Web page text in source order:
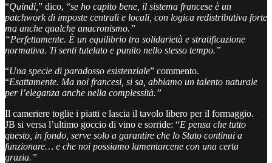
“Quindi, ” dico, “se ho capito bene, il sistema francese è un
patchwork di imposte centrali e locali, con logica redistributiva forte
ma anche qualche anacronismo.”
“Perfettamente. È un equilibrio tra solidarietà e stratificazione
normativa. Ti senti tutelato e punito nello stesso tempo.”
“Una specie di paradosso esistenziale” commento.
“Esattamente. Ma noi francesi, si sa, abbiamo un talento naturale
per l’eleganza anche nella complessità.”
Il cameriere toglie i piatti e lascia il tavolo libero per il formaggio.
JB si versa l’ultimo goccio di vino e sorride: “E pensa che tutto
questo, in fondo, serve solo a garantire che lo Stato continui a
funzionare… e che noi possiamo lamentarcene con una certa
grazia.”